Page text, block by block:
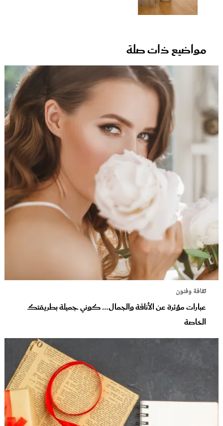
مواضيع ذات صلة
ثقافة وفنون
عبارات مؤثرة عن الأناقة والجمال… كوني جميلة بطريقتك
الخاصة